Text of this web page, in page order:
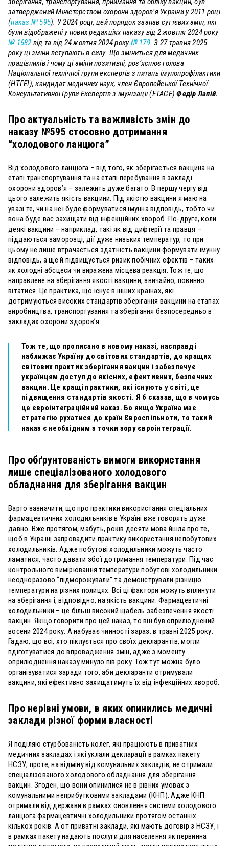
затверджений Міністерством охорони здоров’я України у 2011 році
(наказ № 595). У 2024 році, цей порядок зазнав суттєвих змін, які
були відображені у нових редакціях наказу від 2 жовтня 2024 року
№ 1682 від та від 24 жовтня 2024 року№ 179. З 27 травня 2025
року ці зміни вступають в силу. Що зміниться для медичних
працівників і чому ці зміни позитивні, роз’яснює голова
Національної технічної групи експертів з питань імунопрофілактики
(НТГЕІ), кандидат медичних наук, член Європейської Технічної
Консультативної Групи Експертів з імунізації (ETAGE)Федір Лапій.
Про актуальність та важливість змін до
наказу №595 стосовно дотримання
“холодового ланцюга”
Від холодового ланцюга – від того, як зберігається вакцина на
етапі транспортування та на етапі перебування в закладі
охорони здоров’я – залежить дуже багато. В першу чергу від
цього залежить якість вакцини. Під якістю вакцини я маю на
увазі те, чи на неї буде формуватися імунна відповідь, тобто чи
вона буде вас захищати від інфекційних хвороб. По-друге, коли
деякі вакцини – наприклад, такі як від дифтерії та правця –
піддаються заморозці, дії дуже низьких температур, то при
цьому не лише втрачається здатність вакцини формувати імунну
відповідь, а ще й підвищується ризик побічних ефектів – таких
як холодні абсцеси чи виражена місцева реакція. Тож те, що
направлене на зберігання якості вакцини, звичайно, повинно
вітатися. Це практика, що існує в інших країнах, які
дотримуються високих стандартів зберігання вакцини на етапах
виробництва, транспортування та зберігання безпосередньо в
закладах охорони здоров’я.
Тож те, що прописано в новому наказі, насправді
наближає Україну до світових стандартів, до кращих
світових практик зберігання вакцин і забезпечує
українцям доступ до якісних, ефективних, безпечних
вакцин. Це кращі практики, які існують у світі, це
підвищення стандартів якості. Я б сказав, що в чомусь
це євроінтеграційний наказ. Бо якщо Україна має
стратегію рухатися до країн Євроспільноти, то такий
наказ є необхідним з точки зору євроінтеграції.
Про обґрунтованість вимоги використання
лише спеціалізованого холодового
обладнання для зберігання вакцин
Варто зазначити, що про практики використання спеціальних
фармацевтичних холодильників в Україні вже говорять дуже
давно. Вже протягом, мабуть, років десяти мова йшла про те,
щоб в Україні запровадити практику використання непобутових
холодильників. Адже побутові холодильники можуть часто
ламатися, часто давати збої дотримання температури. Під час
контрольного вимірювання температури побутові холодильники
неодноразово “підморожували” та демонстрували різницю
температури на різних полицях. Всі ці фактори можуть вплинути
на зберігання і, відповідно, на якість вакцини. Фармацевтичні
холодильники – це більш високий щабель забезпечення якості
вакцин. Якщо говорити про цей наказ, то він був оприлюднений
восени 2024 року. А набуває чинності зараз. в травні 2025 року.
Гадаю, що всі, хто піклується про своїх декларантів, могли
пдіготуватися до впровадження змін, адже з моменту
оприлюднення наказу минуло пів року. Тож тут можна було
організуватися заради того, аби декларанти отримували
вакцини, які ефективно захищатимуть їх від інфекційних хвороб.
Про нерівні умови, в яких опинились медичні
заклади різної форми власності
Я поділяю стурбованість колег, які працюють в приватних
медичних закладах і які уклали декларації в рамках пакету
НСЗУ, проте, на відміну від комунальних закладів, не отримали
спеціалізованого холодового обладнання для зберігання
вакцин. Згоден, що вони опинилися не в рівних умовах з
комунальними неприбутковими закладами (КНП). Адже КНП
отримали від держави в рамках оновлення системи холодового
ланцюга фармацевтичні холодильники протягом останніх
кількох років. А от приватні заклади, які мають договір з НСЗУ, і
в рамках пакету надають послуги для населення як первинна